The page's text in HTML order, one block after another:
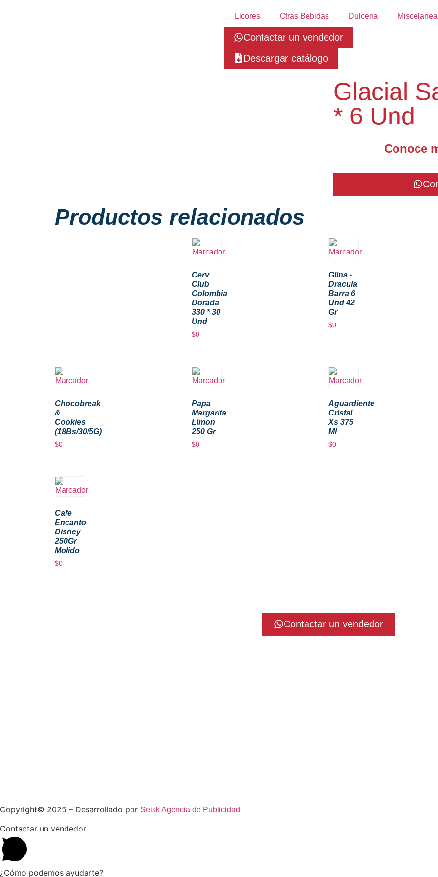
Licores Otras Bebidas Dulceria Miscelanea
Contactar un vendedor
Descargar catálogo
Glacial
* 6 Und
Conoce
Productos relacionados
Cerv
Club
Colombia
Dorada
330 * 30
Und
$0
Glina.-
Dracula
Barra 6
Und 42
Gr
$0
Chocobreak
&
Cookies
(18Bs/30/5G)
$0
Papa
Margarita
Limon
250 Gr
$0
Aguardiente
Cristal
Xs 375
Ml
$0
Cafe
Encanto
Disney
250Gr
Molido
$0
Contactar un vendedor
Copyright© 2025 – Desarrollado por Seisk Agencia de Publicidad
Contactar un vendedor
¿Cómo podemos ayudarte?